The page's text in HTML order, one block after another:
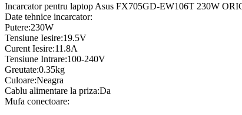
Incarcator pentru laptop Asus FX705GD-EW106T 230W
Date tehnice incarcator:
Putere:230W
Tensiune Iesire:19.5V
Curent Iesire:11.8A
Tensiune Intrare:100-240V
Greutate:0.35kg
Culoare:Neagra
Cablu alimentare la priza:Da
Mufa conectoare: